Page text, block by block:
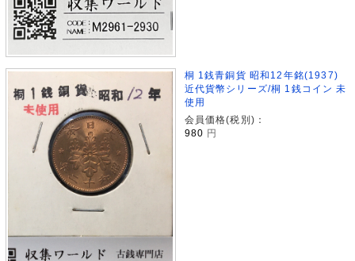
桐 1銭青銅貨 昭和12年銘(1937)
近代貨幣シリーズ/桐 1銭コイン 未
使用
会員価格(税別)：
980 円